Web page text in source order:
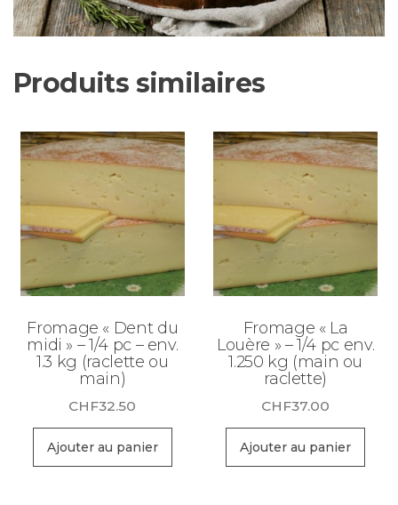
Produits similaires
Fromage « Dent du
midi » – 1/4 pc – env.
1.3 kg (raclette ou
main)
CHF32.50
Ajouter au panier
Fromage « La
Louère » – 1/4 pc env.
1.250 kg (main ou
raclette)
CHF37.00
Ajouter au panier